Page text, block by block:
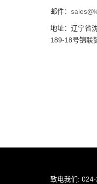
邮件：
地址：辽宁省
189-18号锦联
致电我们: